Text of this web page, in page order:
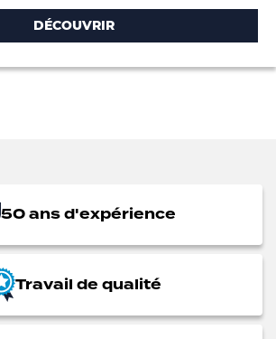
DÉCOUVRIR
50 ans d'expérience
Travail de qualité